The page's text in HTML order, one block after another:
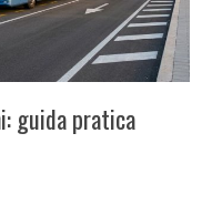
guida pratica